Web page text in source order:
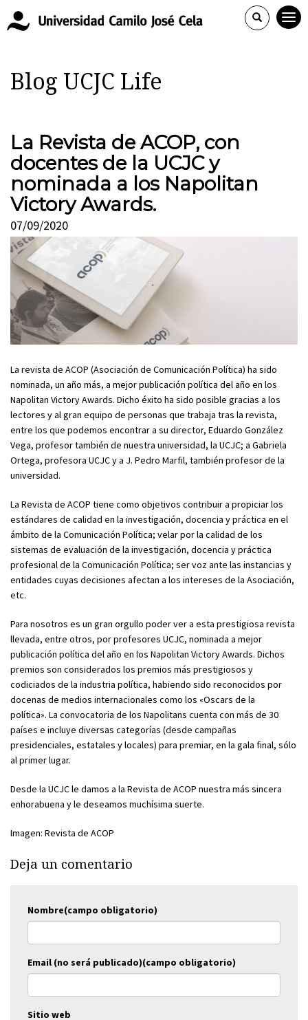
Blog UCJC Life
La Revista de ACOP, con
docentes de la UCJC y
nominada a los Napolitan
Victory Awards.
07/09/2020
La revista de ACOP (Asociación de Comunicación Política) ha sido
nominada, un año más, a mejor publicación política del año en los
Napolitan Victory Awards. Dicho éxito ha sido posible gracias a los
lectores y al gran equipo de personas que trabaja tras la revista,
entre los que podemos encontrar a su director, Eduardo González
Vega, profesor también de nuestra universidad, la UCJC; a Gabriela
Ortega, profesora UCJC y a J. Pedro Marfil, también profesor de la
universidad.
La Revista de ACOP tiene como objetivos contribuir a propiciar los
estándares de calidad en la investigación, docencia y práctica en el
ámbito de la Comunicación Política; velar por la calidad de los
sistemas de evaluación de la investigación, docencia y práctica
profesional de la Comunicación Política; ser voz ante las instancias y
entidades cuyas decisiones afectan a los intereses de la Asociación,
etc.
Para nosotros es un gran orgullo poder ver a esta prestigiosa revista
llevada, entre otros, por profesores UCJC, nominada a mejor
publicación política del año en los Napolitan Victory Awards. Dichos
premios son considerados los premios más prestigiosos y
codiciados de la industria política, habiendo sido reconocidos por
docenas de medios internacionales como los «Oscars de la
política». La convocatoria de los Napolitans cuenta con más de 30
países e incluye diversas categorías (desde campañas
presidenciales, estatales y locales) para premiar, en la gala final, sólo
al primer lugar.
Desde la UCJC le damos a la Revista de ACOP nuestra más sincera
enhorabuena y le deseamos muchísima suerte.
Imagen: Revista de ACOP
Deja un comentario
Nombre(campo obligatorio)
Email (no será publicado)(campo obligatorio)
Sitio web